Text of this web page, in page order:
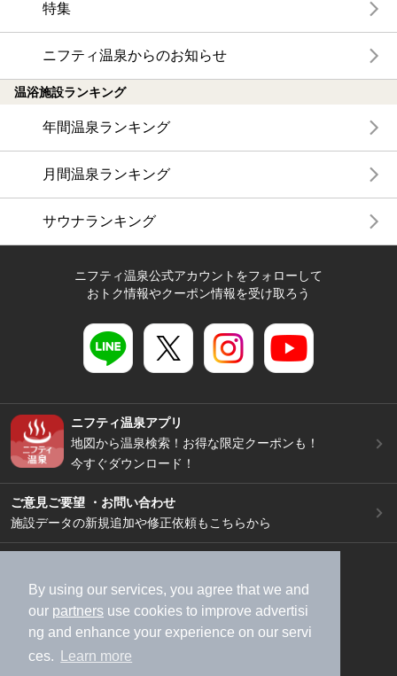
By using our services, you agree that we and
our partners use cookies to improve advertisi
ng and enhance your experience on our servi
ces.
Learn more
特集
ニフティ温泉からのお知らせ
温浴施設ランキング
年間温泉ランキング
月間温泉ランキング
サウナランキング
ニフティ温泉公式アカウントをフォローして
おトク情報やクーポン情報を受け取ろう
ニフティ温泉アプリ
地図から温泉検索！お得な限定クーポンも！
今すぐダウンロード！
ご意見ご要望 ・お問い合わせ
施設データの新規追加や修正依頼もこちらから
加盟店募集（資料請求）
広告出稿のご案内
利用規約
ライフスタイルMEMBERS+規約
特定商取引法に基づく表記
ヘルプ
採用情報
運営会社